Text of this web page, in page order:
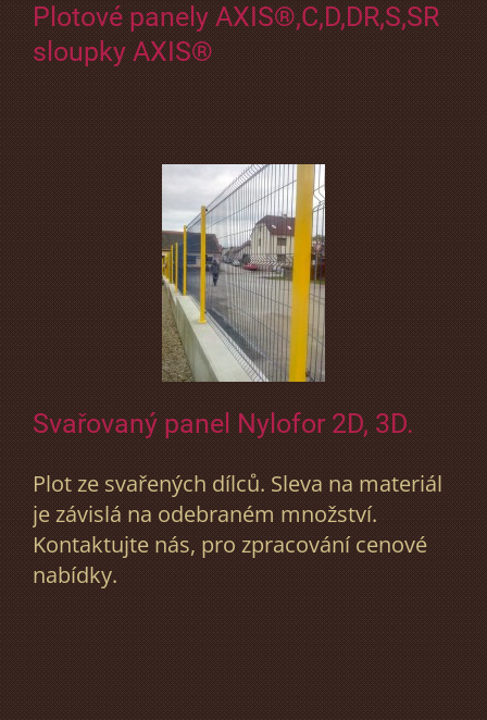
Plotové panely AXIS®,C,D,DR,S,SR
sloupky AXIS®
Svařovaný panel Nylofor 2D, 3D.
Plot ze svařených dílců. Sleva na materiál
je závislá na odebraném množství.
Kontaktujte nás, pro zpracování cenové
nabídky.